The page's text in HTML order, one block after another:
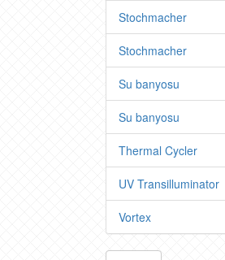
Stochmacher
Stochmacher
Su banyosu
Su banyosu
Thermal Cycler
UV Transilluminator
Vortex